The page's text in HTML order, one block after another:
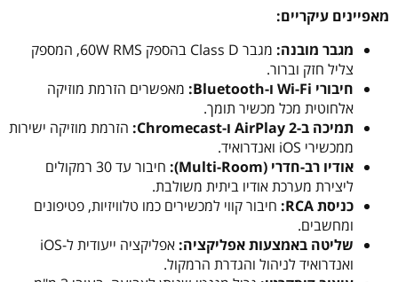
מאפיינים עיקריים:
מגבר מובנה:
מגבר Class D בהספק 60W RMS, המספק
צליל חזק וברור.
חיבורי Wi-Fi ו-Bluetooth:
מאפשרים הזרמת מוזיקה
אלחוטית מכל מכשיר תומך.
תמיכה ב-AirPlay 2 ו-Chromecast:
הזרמת מוזיקה ישירות
ממכשירי iOS ואנדרואיד.
אודיו רב-חדרי (Multi-Room):
חיבור עד 30 רמקולים
ליצירת מערכת אודיו ביתית משולבת.
כניסת RCA:
חיבור קווי למכשירים כמו טלוויזיות, פטיפונים
ומחשבים.
שליטה באמצעות אפליקציה:
אפליקציה ייעודית ל-iOS
ואנדרואיד לניהול והגדרת הרמקול.